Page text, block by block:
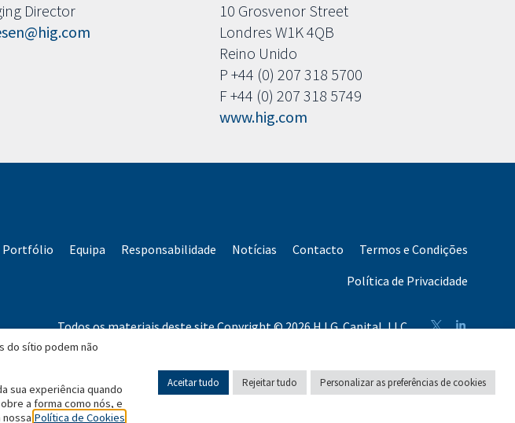
Director
10 Grosvenor Street
Londres W1K 4QB
Reino Unido
P +44 (0) 207 318 5700
F +44 (0) 207 318 5749
www.hig.com
Portfólio Equipa Responsabilidade Notícias Contacto
Termos e Condições
Política de Privacidade
Todos os materiais deste site Copyright © 2026 H.I.G. Capital, LLC
*Com base no capital total angariado pela H.I.G. Capital e suas filiais.
do sítio podem não
sua experiência quando
a forma como nós, e
Política de Cookies
Aceitar tudo Rejeitar tudo Personalizar as preferências de cookies